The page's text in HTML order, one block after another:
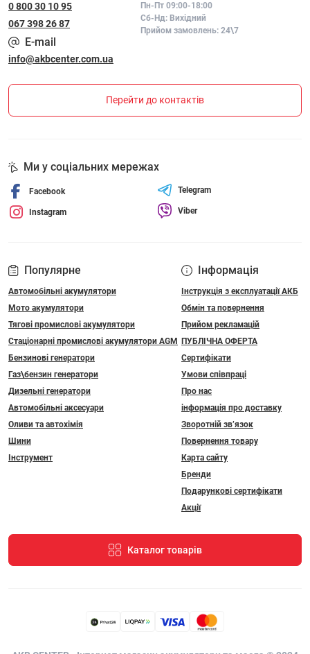
0 800 30 10 95
067 398 26 87
Пн-Пт 09:00-18:00
Сб-Нд: Вихідний
Прийом замовлень: 24\7
E-mail
info@akbcenter.com.ua
Перейти до контактів
Популярне
Автомобільні акумулятори
Мото акумулятори
Тягові промислові акумулятори
Стаціонарні промислові акумулятори АGM
Бензинові генератори
Газ\бензин генератори
Дизельні генератори
Автомобільні аксесуари
Оливи та автохімія
Шини
Інструмент
Інформація
Інструкція з експлуатації АКБ
Обмін та повернення
Прийом рекламацій
ПУБЛІЧНА ОФЕРТА
Сертифікати
Умови співпраці
Про нас
інформація про доставку
Зворотній зв’язок
Повернення товару
Карта сайту
Бренди
Подарункові сертифікати
Акції
Каталог товарів
Ми у соціальних мережах
Facebook
Instagram
Telegram
Viber